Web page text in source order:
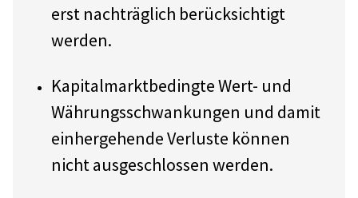
erst nachträglich berücksichtigt
werden.
Kapitalmarktbedingte Wert- und
Währungsschwankungen und damit
einhergehende Verluste können
nicht ausgeschlossen werden.